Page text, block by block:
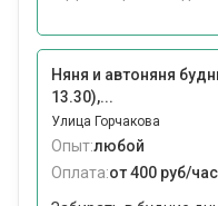
Няня и автоняня
13.30),...
Улица Горчакова
Опыт:любой
Оплата:от 400 руб/час